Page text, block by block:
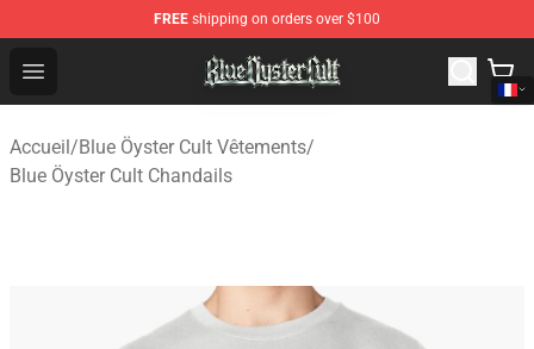
FREE shipping on orders over $100
Open menu
Blue Öyster Cult Store - Official Blue Öyster Cult
Accueil/Blue Öyster Cult Vêtements/
Blue Öyster Cult Chandails